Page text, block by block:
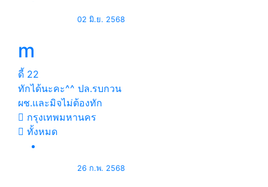
02 มิ.ย. 2568
m
ดี้ 22
ทักได้นะคะ^^ ปล.รบกวน
ผช.และมิจไม่ต้องทัก
กรุงเทพมหานคร
ทั้งหมด
26 ก.พ. 2568